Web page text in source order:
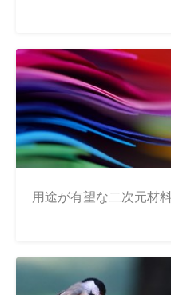
用途が有望な二次元材